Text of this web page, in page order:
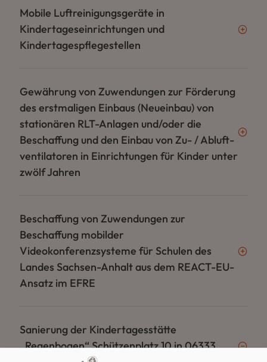
Mobile Luftreinigungsgeräte in
Kindertageseinrichtungen und
Kindertagespflegestellen
Gewährung von Zuwendungen zur Förderung
des erstmaligen Einbaus (Neueinbau) von
stationären RLT-Anlagen und/oder die
Beschaffung und den Einbau von Zu- / Abluft-
ventilatoren in Einrichtungen für Kinder unter
zwölf Jahren
Beschaffung von Zuwendungen zur
Beschaffung mobilder
Videokonferenzsysteme für Schulen des
Landes Sachsen-Anhalt aus dem REACT-EU-
Ansatz im EFRE
Sanierung der Kindertagesstätte
„Regenbogen“ Schützenplatz 10 in 06333